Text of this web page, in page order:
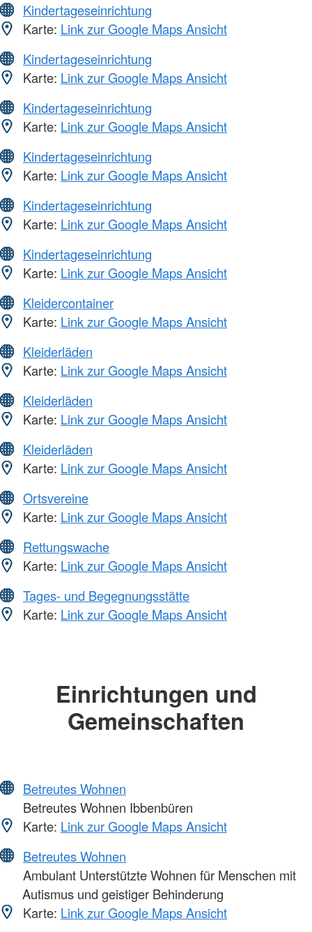
Kindertageseinrichtung
Karte: Link zur Google Maps Ansicht
Kindertageseinrichtung
Karte: Link zur Google Maps Ansicht
Kindertageseinrichtung
Karte: Link zur Google Maps Ansicht
Kindertageseinrichtung
Karte: Link zur Google Maps Ansicht
Kindertageseinrichtung
Karte: Link zur Google Maps Ansicht
Kindertageseinrichtung
Karte: Link zur Google Maps Ansicht
Kleidercontainer
Karte: Link zur Google Maps Ansicht
Kleiderläden
Karte: Link zur Google Maps Ansicht
Kleiderläden
Karte: Link zur Google Maps Ansicht
Kleiderläden
Karte: Link zur Google Maps Ansicht
Ortsvereine
Karte: Link zur Google Maps Ansicht
Rettungswache
Karte: Link zur Google Maps Ansicht
Tages- und Begegnungsstätte
Karte: Link zur Google Maps Ansicht
Einrichtungen und
Gemeinschaften
Betreutes Wohnen
Betreutes Wohnen Ibbenbüren
Karte: Link zur Google Maps Ansicht
Betreutes Wohnen
Ambulant Unterstützte Wohnen für Menschen mit
Autismus und geistiger Behinderung
Karte: Link zur Google Maps Ansicht